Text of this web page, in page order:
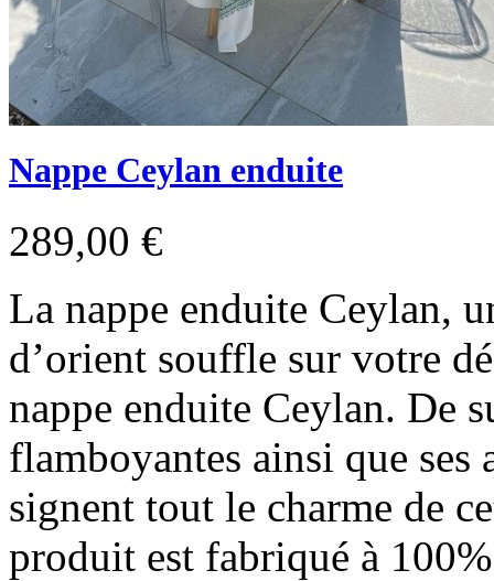
Nappe Ceylan enduite
289,00 €
La nappe enduite Ceylan,
d’orient souffle sur votre
nappe enduite Ceylan. De
flamboyantes ainsi que
signent tout le charme de
produit est fabriqué à